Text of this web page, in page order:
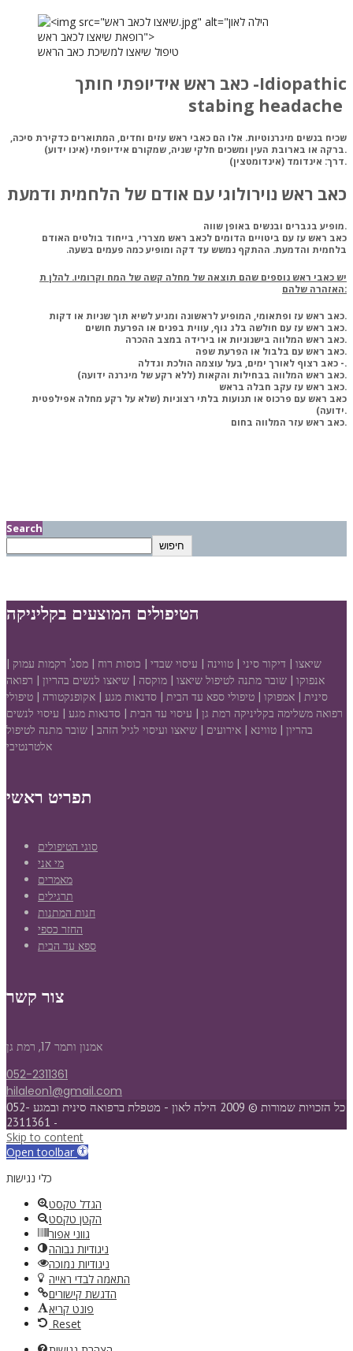
טיפול שיאצו למשיכת כאב הראש
כאב ראש אידיופתי חותך -Idiopathic
stabing headache
שכיח בנשים מיגרנוטיות. אלו הם כאבי ראש עזים וחדים, המתוארים כדקירת סיכה,
ברקה או בארובת העין ומשכים חלקי שניה, שמקורם אידיופתי (אינו ידוע).
דרך:אינדומד (אינדומטצין).
כאב ראש נוירולוגי עם אודם של הלחמית ודמעת
מופיע בגברים ובנשים באופן שווה.
כאב ראש עז עם ביטויים הדומים לכאב ראש מצררי‏, בייחוד בולטים האודם
בלחמית והדמעת. ההתקף נמשש עד דקה ומופיע כמה פעמים בשעה.‏
יש כאבי ראש נוספים שהם תוצאה של מחלה קשה של המח וקרומיו. להלן ת
האזהרה שלהם:
כאבראש עז ופתאומי, המופיע לראשונה ומגיע לשיא תוך שניות או דקות.
כאב ראש עז עם חולשה בלג גוף, עווית בפנים או הפרעת חושים.
כאב ראש המלווה בישנוניות או בירידה במצב ההכרה.
כאב ראש עם בלבול או הפרעת שפה.
‏- כאב רצוף לאורך ימים, בעל עוצמה הולכת וגדלה.
כאב ראש המלווה בבחילות והקאות (ללא רקע של מיגרנה ידועה).
כאב ראש עז עקב
חבלה בראש.
כאב ראש עם פרכוס או תנועות בלתי רצוניות (שלא על רקע מחלה אפילפטית
ידועה).
כאב ראש עזר המלווה בחום.
Search
חיפוש
הטיפולים המוצעים בקליניקה
שיאצו | דיקור סיני | טווינה | עיסוי שבדי | כוסות רוח | מסג' רקמות עמוק |
אנפוקו | שובר מתנה לטיפול שיאצו | מוקסה | שיאצו לנשים בהריון | רפואה
סינית | אמפוקו | טיפולי ספא עד הבית | סדנאות מגע | אקופנקטורה | טיפולי
רפואה משלימה בקליניקה רמת גן | עיסוי עד הבית | סדנאות מגע | עיסוי לנשים
בהריון | טווינא | אירועים | שיאצו ועיסוי לגיל הזהב | שובר מתנה לטיפול
אלטרנטיבי
תפריט ראשי
סוגי הטיפולים
מי אני
מאמרים
תרגילים
חנות המתנות
החזר כספי
ספא עד הבית
צור קשר
אמנון ותמר 17, רמת גן
052-2311361
hilaleon1@gmail.com
כל הזכויות שמורות © 2009 הילה לאון - מטפלת ברפואה סינית ובמגע 052-
2311361 -
Skip to content
Open toolbar
כלי נגישות
הגדל טקסט
הקטן טקסט
גווני אפור
ניגודיות גבוהה
ניגודיות נמוכה
התאמה לבדי ראייה
הדגשת קישורים
פונט קריא
Reset